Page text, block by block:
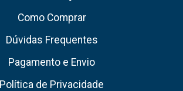
Como Comprar
Dúvidas Frequentes
Pagamento e Envio
Política de Privacidade